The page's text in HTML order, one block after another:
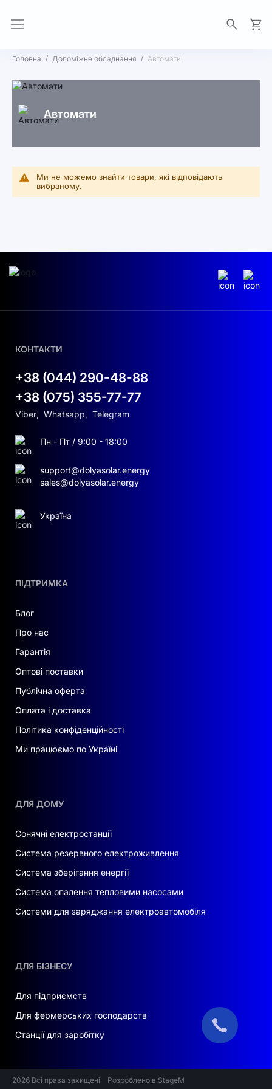
Головна Допоміжне обладнання Автомати
Автомати
Ми не можемо знайти товари, які відповідають
вибраному.
ПІДТРИМКА
Блог
Про нас
Гарантія
Оптові поставки
Публічна оферта
Оплата і доставка
Політика конфіденційності
Ми працюємо по Україні
ДЛЯ ДОМУ
Сонячні електростанції
Система резервного електроживлення
Система зберігання енергії
Система опалення тепловими насосами
Системи для заряджання електроавтомобіля
ДЛЯ БІЗНЕСУ
Для підприємств
Для фермерських господарств
Станції для заробітку
КОНТАКТИ
+38 (044) 290-48-88
+38 (075) 355-77-77
Viber, Whatsapp, Telegram
Пн - Пт / 9:00 - 18:00
support@dolyasolar.energy
sales@dolyasolar.energy
Україна
2026 Всі права захищені Розроблено в StageM